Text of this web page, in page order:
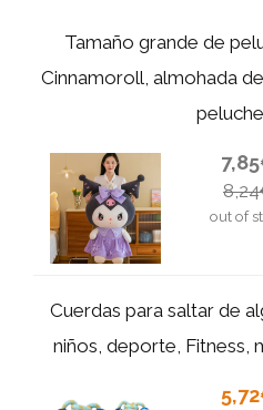
Tamaño grande de
Cinnamoroll, almohada
out of
Cuerdas para saltar de
niños, deporte, Fitness,